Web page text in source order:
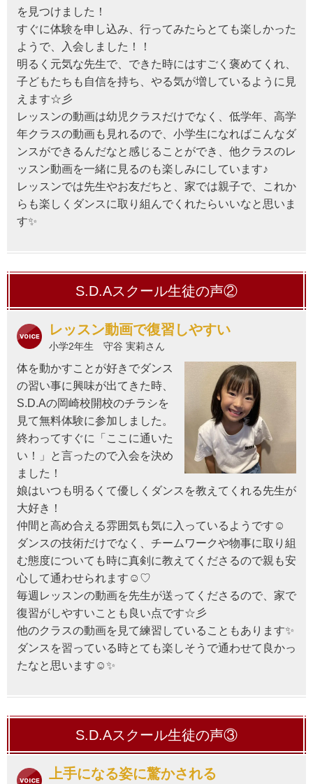
を見つけました！
すぐに体験を申し込み、行ってみたらとても楽しかった
ようで、入会しました！！
明るく元気な先生で、できた時にはすごく褒めてくれ、
子どもたちも自信を持ち、やる気が増しているように見
えます☆彡
レッスンの動画は幼児クラスだけでなく、低学年、高学
年クラスの動画も見れるので、小学生になればこんなダ
ンスができるんだなと感じることができ、他クラスのレ
ッスン動画を一緒に見るのも楽しみにしています♪
レッスンでは先生やお友だちと、家では親子で、これか
らも楽しくダンスに取り組んでくれたらいいなと思いま
す✨
S.D.Aスクール生徒の声②
レッスン動画で復習しやすい
小学2年生 守谷 実莉さん
体を動かすことが好きでダンス
の習い事に興味が出てきた時、
S.D.Aの岡崎校開校のチラシを
見て無料体験に参加しました。
終わってすぐに「ここに通いた
い！」と言ったので入会を決め
ました！
娘はいつも明るくて優しくダンスを教えてくれる先生が
大好き！
仲間と高め合える雰囲気も気に入っているようです☺
ダンスの技術だけでなく、チームワークや物事に取り組
む態度についても時に真剣に教えてくださるので親も安
心して通わせられます☺♡
毎週レッスンの動画を先生が送ってくださるので、家で
復習がしやすいことも良い点です☆彡
他のクラスの動画を見て練習していることもあります✨
ダンスを習っている時とても楽しそうで通わせて良かっ
たなと思います☺✨
S.D.Aスクール生徒の声③
上手になる姿に驚かされる